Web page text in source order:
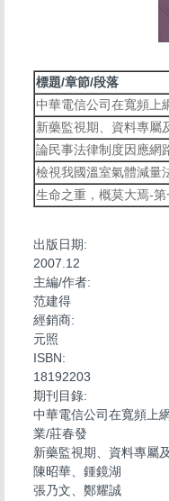
標題/章節/段落
中華電信公司在寬頻上
新藥監視期、資料專屬
論民事法律制度因應網
檢視我國溫室氣體減量
生命之重，概莫大焉-
出版日期:
2007.12
主編/作者:
范建得
經銷商:
元照
ISBN:
18192203
期刊目錄:
中華電信公司在寬頻上
業/莊春發
新藥監視期、資料專屬
陳昭華、鍾鏡湖
張乃文、鄭耀誠